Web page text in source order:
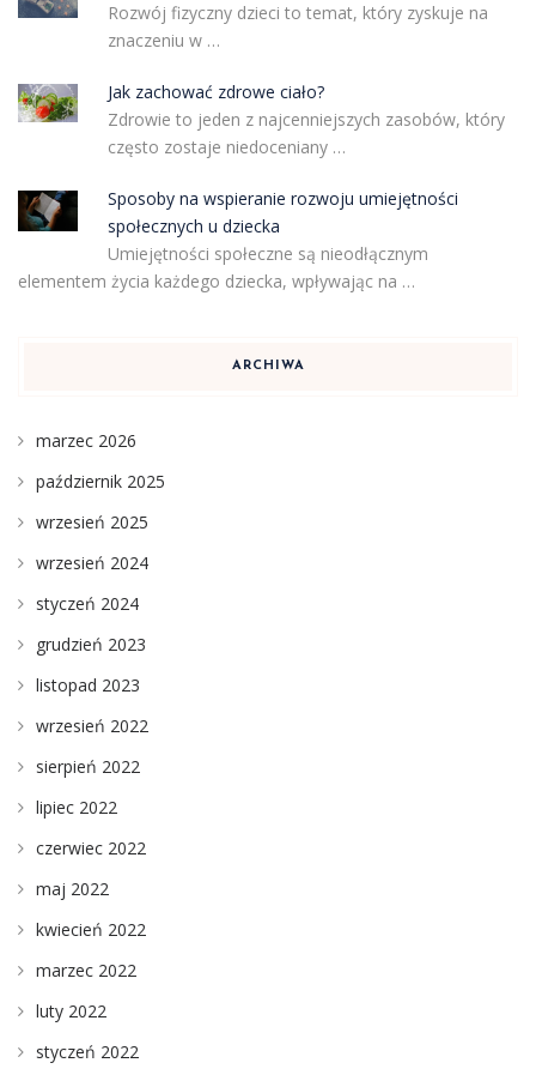
Rozwój fizyczny dzieci to temat, który zyskuje na
znaczeniu w …
Jak zachować zdrowe ciało?
Zdrowie to jeden z najcenniejszych zasobów, który
często zostaje niedoceniany …
Sposoby na wspieranie rozwoju umiejętności
społecznych u dziecka
Umiejętności społeczne są nieodłącznym
elementem życia każdego dziecka, wpływając na …
ARCHIWA
marzec 2026
październik 2025
wrzesień 2025
wrzesień 2024
styczeń 2024
grudzień 2023
listopad 2023
wrzesień 2022
sierpień 2022
lipiec 2022
czerwiec 2022
maj 2022
kwiecień 2022
marzec 2022
luty 2022
styczeń 2022